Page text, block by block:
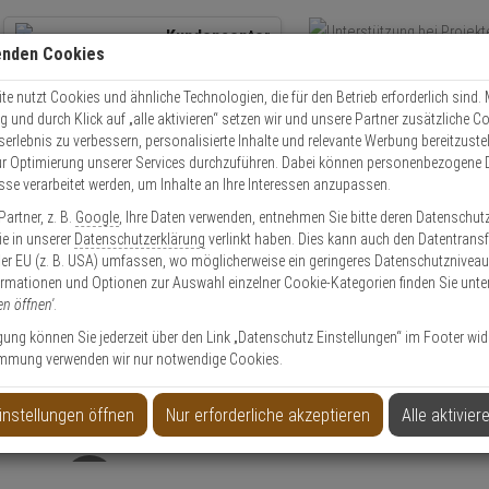
Kundencenter
Kontaktservice nutzen
Mo. - Do.: 8:00 - 16:30 Fr. 8:00 - 14:00 Uhr
Zutritt Einbruch
Aufputz Verteiler 6 Schraubklemmen + Sabo
+ Sabo
Produktinformationen
Zubehörartikel, Verteiler
Cookies
nutzt Cookies und ähnliche Technologien, die für den Betrieb erforderlich sind.
und durch Klick auf „alle aktivieren“ setzen wir und unsere Partner zusätzliche
zu verbessern, personalisierte Inhalte und relevante Werbung
Optimierung unserer Services durchzuführen. Dabei können personenbezogene
verarbeitet werden, um Inhalte an Ihre Interessen anzupassen.
z. B. Google , Ihre Daten verwenden, entnehmen Sie bitte deren
in unserer Datenschutzerklärung verlinkt haben. Dies kann auch den
EU (z. B. USA) umfassen, wo möglicherweise ein geringeres Datenschutzniveau
und Optionen zur Auswahl einzelner Cookie-Kategorien finden Sie
öffnen'.
können Sie jederzeit über den Link „Datenschutz Einstellungen“ im Footer
verwenden wir nur notwendige Cookies.
öffnen Nur erforderliche akzeptieren Alle